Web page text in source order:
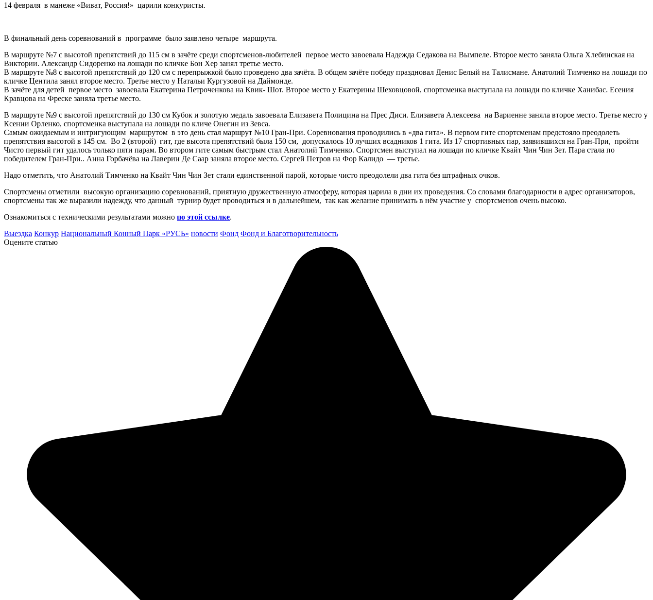
14 февраля в манеже «Виват, Россия!» царили конкуристы.
В финальный день соревнований в программе было заявлено четыре маршрута.
В маршруте №7 с высотой препятствий до 115 см в зачёте среди спортсменов-любителей первое место завоевала Надежда Седакова на Вымпеле. Второе место заняла Ольга Хлебинская на
Виктории. Александр Сидоренко на лошади по кличке Бон Хер занял третье место.
В маршруте №8 с высотой препятствий до 120 см с перепрыжкой было проведено два зачёта. В общем зачёте победу праздновал Денис Белый на Талисмане. Анатолий Тимченко на лошади по
кличке Центила занял второе место. Третье место у Натальи Кургузовой на Даймонде.
В зачёте для детей первое место завоевала Екатерина Петроченкова на Квик- Шот. Второе место у Екатерины Шеховцовой, спортсменка выступала на лошади по кличке Ханибас. Есения
Кравцова на Фреске заняла третье место.
В маршруте №9 с высотой препятствий до 130 см Кубок и золотую медаль завоевала Елизавета Полицина на Прес Диси. Елизавета Алексеева на Вариенне заняла второе место. Третье место у
Ксении Орленко, спортсменка выступала на лошади по кличе Онегин из Зевса.
Самым ожидаемым и интригующим маршрутом в это день стал маршрут №10 Гран-При. Соревнования проводились в «два гита». В первом гите спортсменам предстояло преодолеть
препятствия высотой в 145 см. Во 2 (второй) гит, где высота препятствий была 150 см, допускалось 10 лучших всадников 1 гита. Из 17 спортивных пар, заявившихся на Гран-При, пройти
Чисто первый гит удалось только пяти парам. Во втором гите самым быстрым стал Анатолий Тимченко. Спортсмен выступал на лошади по кличке Квайт Чин Чин Зет. Пара стала по
победителем Гран-При.. Анна Горбачёва на Лаверин Де Саар заняла второе место. Сергей Петров на Фор Калидо — третье.
Надо отметить, что Анатолий Тимченко на Квайт Чин Чин Зет стали единственной парой, которые чисто преодолели два гита без штрафных очков.
Спортсмены отметили высокую организацию соревнований, приятную дружественную атмосферу, которая царила в дни их проведения. Со словами благодарности в адрес организаторов,
спортсмены так же выразили надежду, что данный турнир будет проводиться и в дальнейшем, так как желание принимать в нём участие у спортсменов очень высоко.
Ознакомиться с техническими результатами можно по этой ссылке.
Выездка Конкур Национальный Конный Парк «РУСЬ» новости Фонд Фонд и Благотворительность
Оцените статью